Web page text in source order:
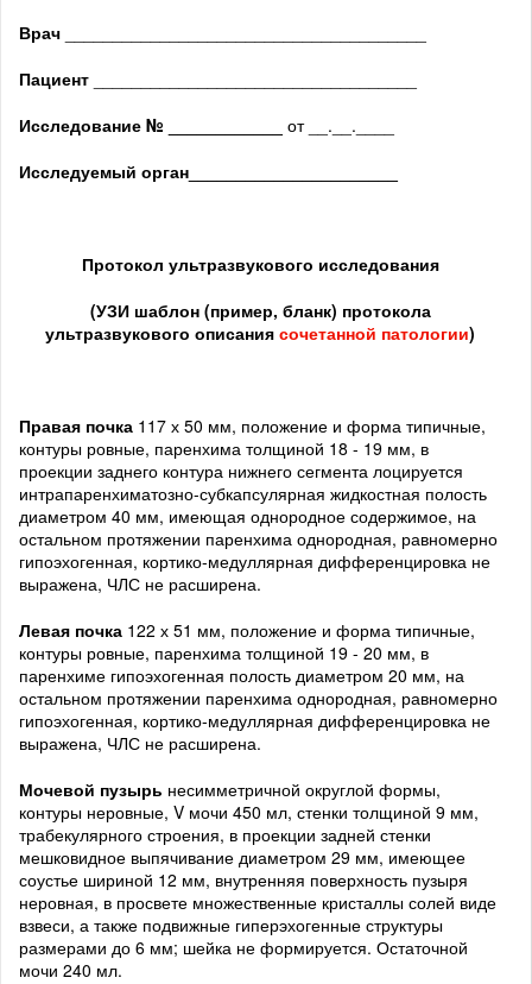
Врач
Пациент
Исследование № ____________ от __.__.____
Исследуемый орган
Протокол ультразвукового исследования
(УЗИ шаблон (пример, бланк) протокола
ультразвукового описания сочетанной патологии)
Правая почка 117 х 50 мм, положение и форма типичные,
контуры ровные, паренхима толщиной 18 - 19 мм, в
проекции заднего контура нижнего сегмента лоцируется
интрапаренхиматозно-субкапсулярная жидкостная полость
диаметром 40 мм, имеющая однородное содержимое, на
остальном протяжении паренхима однородная, равномерно
гипоэхогенная, кортико-медуллярная дифференцировка не
выражена, ЧЛС не расширена.
Левая почка 122 х 51 мм, положение и форма типичные,
контуры ровные, паренхима толщиной 19 - 20 мм, в
паренхиме гипоэхогенная полость диаметром 20 мм, на
остальном протяжении паренхима однородная, равномерно
гипоэхогенная, кортико-медуллярная дифференцировка не
выражена, ЧЛС не расширена.
Мочевой пузырь несимметричной округлой формы,
контуры неровные, V мочи 450 мл, стенки толщиной 9 мм,
трабекулярного строения, в проекции задней стенки
мешковидное выпячивание диаметром 29 мм, имеющее
соустье шириной 12 мм, внутренняя поверхность пузыря
неровная, в просвете множественные кристаллы солей виде
взвеси, а также подвижные гиперэхогенные структуры
размерами до 6 мм; шейка не формируется. Остаточной
мочи 240 мл.